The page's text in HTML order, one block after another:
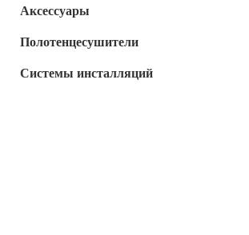
Аксессуары
Полотенцесушители
Системы инсталляций